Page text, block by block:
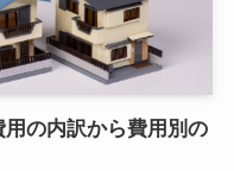
の内訳から費用別の